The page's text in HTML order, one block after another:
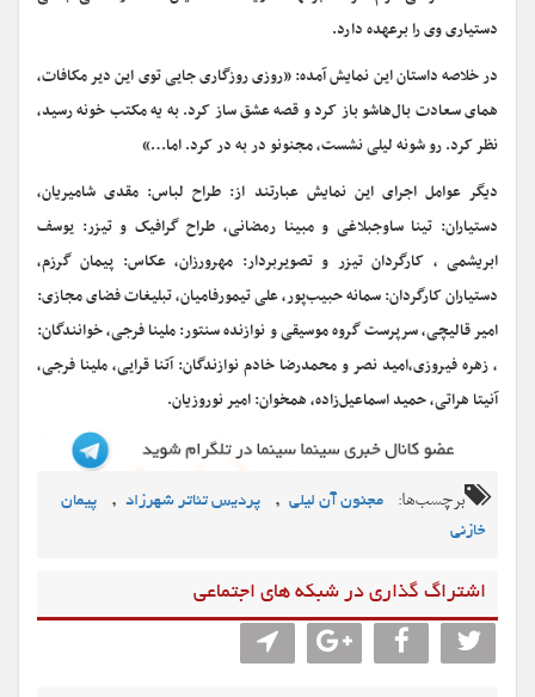
دستیاری وی را برعهده دارد.
در خلاصه داستان این نمایش آمده: «روزی روزگاری جایی توی این دیر مکافات،
همای سعادت بال‌هاشو باز کرد و قصه عشق ساز کرد. به یه مکتب خونه رسید،
نظر کرد. رو شونه لیلی نشست، مجنونو در به در کرد. اما…»
دیگر عوامل اجرای این نمایش عبارتند از: طراح لباس: مقدی شامیریان،
دستیاران: تینا ساوجبلاغی و مبینا رمضانی، طراح گرافیک و تیزر: یوسف
ابریشمی ، کارگردان تیزر و تصویربردار: مهرورزان، عکاس: پیمان گرزم،
دستیاران کارگردان: سمانه حبیب‌پور، علی تیمورفامیان، تبلیغات فضای مجازی:
امیر قالیچی، سرپرست گروه موسیقی و نوازنده سنتور: ملینا فرجی، خوانندگان:
، زهره فیروزی،امید نصر و محمدرضا خادم نوازندگان: آتنا قرایی، ملینا فرجی،
آنیتا هراتی، حمید اسماعیل‌زاده، همخوان: امیر نوروزیان.
برچسب‌ها: مجنون آن لیلی , پردیس تئاتر شهرزاد ,
پیمان
خازنی
اشتراگ گذاری در شبکه های اجتماعی